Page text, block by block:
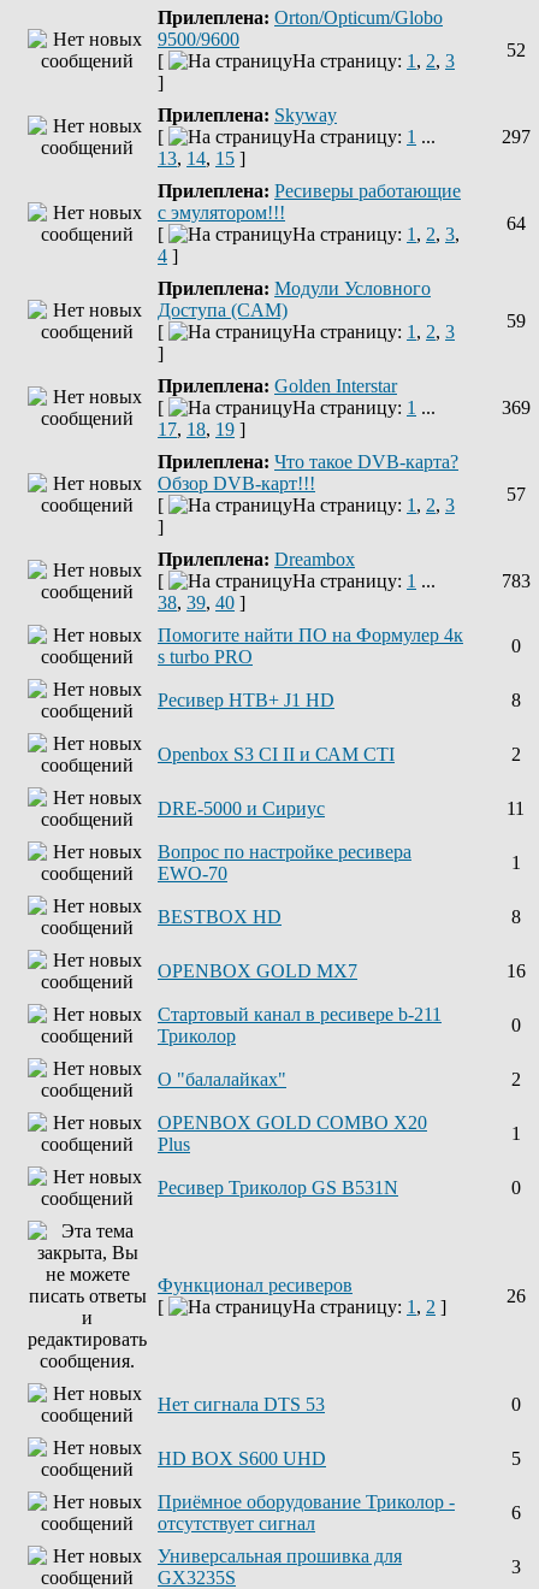
Прилеплена: Orton/Opticum/Globo
9500/9600
[
На страницу: 1 , 2, 3
]
52
Прилеплена: Skyway
[
На страницу: 1 ...
13, 14, 15 ]
297
Прилеплена: Ресиверы работающие
с эмулятором!!!
[
На страницу: 1 , 2, 3,
4 ]
64
Прилеплена: Модули Условного
Доступа (CAM)
[
На страницу: 1 , 2, 3
]
59
Прилеплена: Golden Interstar
[
На страницу: 1 ...
17, 18, 19 ]
369
Прилеплена: Что такое DVB-карта?
Обзор DVB-карт!!!
[
На страницу: 1 , 2, 3
]
57
Прилеплена: Dreambox
[
На страницу: 1 ...
38, 39, 40 ]
783
Помогите найти ПО на Формулер 4к
s turbo PRO
0
Ресивер НТВ+ J1 HD 8
Openbox S3 CI II и САМ СТІ 2
DRE-5000 и Сириус 11
Вопрос по настройке ресивера
EWO-70
1
BESTBOX HD 8
OPENBOX GOLD MX7 16
Стартовый канал в ресивере b-211
Триколор
0
О "балалайках" 2
OPENBOX GOLD COMBO X20
Plus
1
Ресивер Триколор GS B531N 0
Функционал ресиверов
[
На страницу: 1 , 2 ]
26
Нет сигнала DTS 53 0
HD BOX S600 UHD 5
Приёмное оборудование Триколор -
отсутствует сигнал
6
Универсальная прошивка для
GX3235S
3